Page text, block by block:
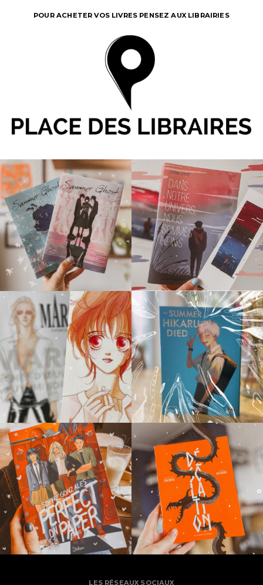
POUR ACHETER VOS LIVRES PENSEZ AUX LIBRAIRIES
LES RÉSEAUX SOCIAUX